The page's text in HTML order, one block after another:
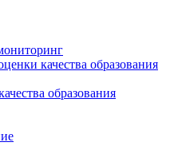
качества образования
образования